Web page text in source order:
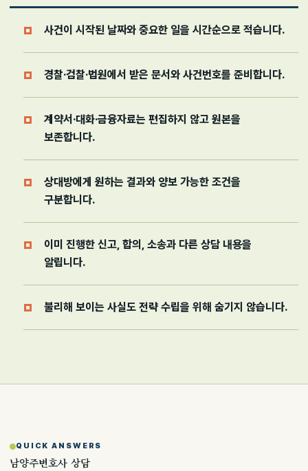
사건이 시작된 날짜와 중요한 일을 시간순으로 적습니다.
경찰·검찰·법원에서 받은 문서와 사건번호를 준비합니다.
계약서·대화·금융자료는 편집하지 않고 원본을
보존합니다.
상대방에게 원하는 결과와 양보 가능한 조건을
구분합니다.
이미 진행한 신고, 합의, 소송과 다른 상담 내용을
알립니다.
불리해 보이는 사실도 전략 수립을 위해 숨기지 않습니다.
QUICK ANSWERS
남양주변호사 상담